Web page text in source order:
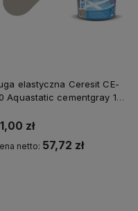
elastyczna Ceresit CE-
Aquastatic cementgray 12
zł
netto: 57,72 zł